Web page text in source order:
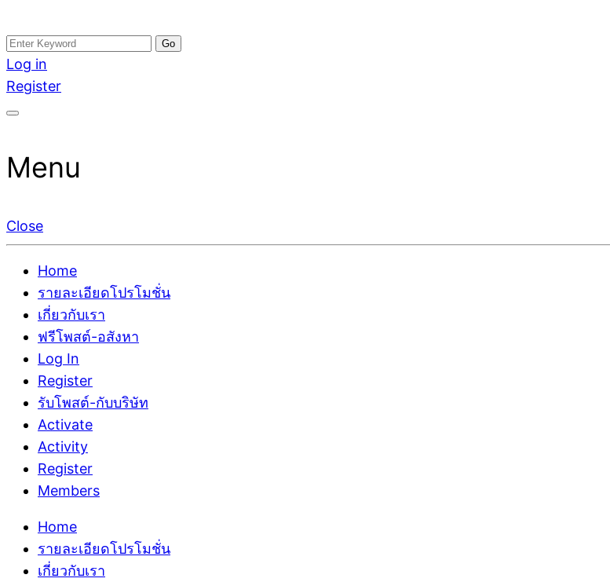
Skip
to
content
อสังหาโพสต์ รีวิวเยอะ รับจ้างโพสต์ขายบ้าน รับจ้างโพสต์อสังหา แตกต่างอย่างตั้งใจ รับรองผล อั
ติดGoogleหน้าแรกได้จริงๆ ใน 7 วัน
รับจ้างโพสอสังหา ขายบ้าน อสังหาโพสต์ เชื่อถือได้จริง รับโพสต์ ที่ดิน กับทีมงานบริษัท ถูกและดีที่สุ
เดียว ที่กล้าการันตีผลงาน ประสบการณ์กว่า20ปี ทีมงานมืออาชีพ ช่วยคุณขายบ้านมานาน ตัวจริง
Search
for:
Log in
Register
Menu
Close
Home
รายละเอียดโปรโมชั่น
เกี่ยวกับเรา
ฟรีโพสต์-อสังหา
Log In
Register
รับโพสต์-กับบริษัท
Activate
Activity
Register
Members
Home
รายละเอียดโปรโมชั่น
เกี่ยวกับเรา